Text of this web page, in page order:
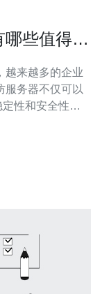
些值得信
越来越多的企业
服务器不仅可以
性和安全性。